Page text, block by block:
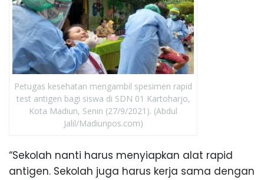
Petugas kesehatan mengambil spesimen rapid
test antigen bagi siswa di SDN 01 Kartoharjo,
Kota Madiun, Senin (27/9/2021). (Abdul
Jalil/Madiunpos.com)
“Sekolah nanti harus menyiapkan alat rapid
antigen. Sekolah juga harus kerja sama dengan